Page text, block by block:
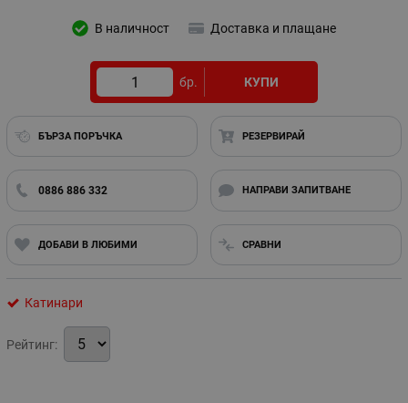
В наличност Доставка и плащане
бр. КУПИ
БЪРЗА ПОРЪЧКА РЕЗЕРВИРАЙ
0886 886 332 НАПРАВИ ЗАПИТВАНЕ
ДОБАВИ В ЛЮБИМИ СРАВНИ
Катинари
Рейтинг: